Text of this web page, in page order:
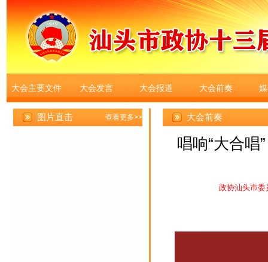
大会主要文件 大会发言 大会报道 大会前奏
大会前奏
唱响“大合唱
政协汕头市委